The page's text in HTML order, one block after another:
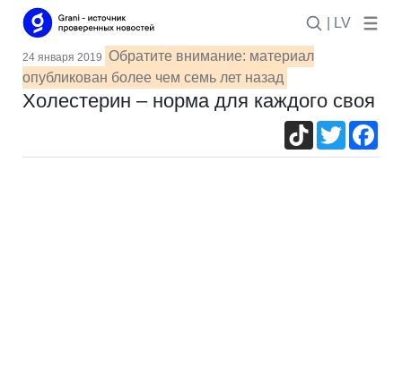
| LV
24 января 2019 Обратите внимание: материал
опубликован более чем семь лет назад
Холестерин – норма для каждого своя
TikTokTwitter